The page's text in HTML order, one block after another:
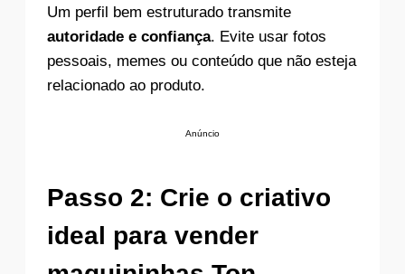
Um perfil bem estruturado transmite
autoridade e confiança. Evite usar fotos
pessoais, memes ou conteúdo que não esteja
relacionado ao produto.
Anúncio
Passo 2: Crie o criativo
ideal para vender